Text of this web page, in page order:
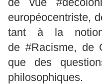
européocentriste,
tant à la
de #Racisme, de
que des
philosophiques.